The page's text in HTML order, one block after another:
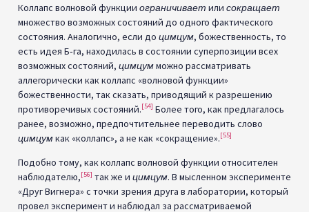
Коллапс волновой функции ограничивает или сокращает
множество возможных состояний до одного фактического
состояния. Аналогично, если до цимцум, божественность, то
есть идея Б‑га, находилась в состоянии суперпозиции всех
возможных состояний, цимцумможно рассматривать
аллегорически как коллапс «волновой функции»
божественности, так сказать, приводящий к разрешению
противоречивых состояний.[54] Более того, как предлагалось
ранее, возможно, предпочтительнее переводить слово
цимцумкак «коллапс», а не как «сокращение».[55]
Подобно тому, как коллапс волновой функции относителен
наблюдателю,[56] так же и цимцум. В мысленном эксперименте
«Друг Вигнера» с точки зрения друга в лаборатории, который
провел эксперимент и наблюдал за рассматриваемой